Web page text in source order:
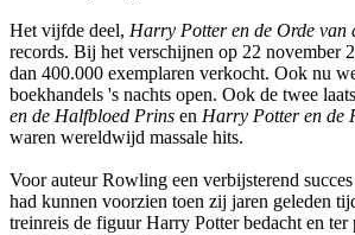
Het vijfde deel, Harry Potter en de Orde van
records. Bij het verschijnen op 22 november
dan 400.000 exemplaren verkocht. Ook nu
boekhandels 's nachts open. Ook de twee
en de Halfbloed Prins en Harry Potter en de
waren wereldwijd massale hits.
Voor auteur Rowling een verbijsterend
had kunnen voorzien toen zij jaren geleden
treinreis de figuur Harry Potter bedacht en